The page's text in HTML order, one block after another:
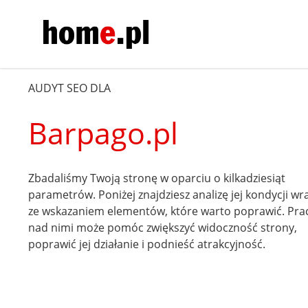
AUDYT SEO DLA
Barpago.pl
Zbadaliśmy Twoją stronę w oparciu o kilkadziesiąt
parametrów. Poniżej znajdziesz analizę jej kondycji
ze wskazaniem elementów, które warto poprawić.
nad nimi może pomóc zwiększyć widoczność strony,
poprawić jej działanie i podnieść atrakcyjność.